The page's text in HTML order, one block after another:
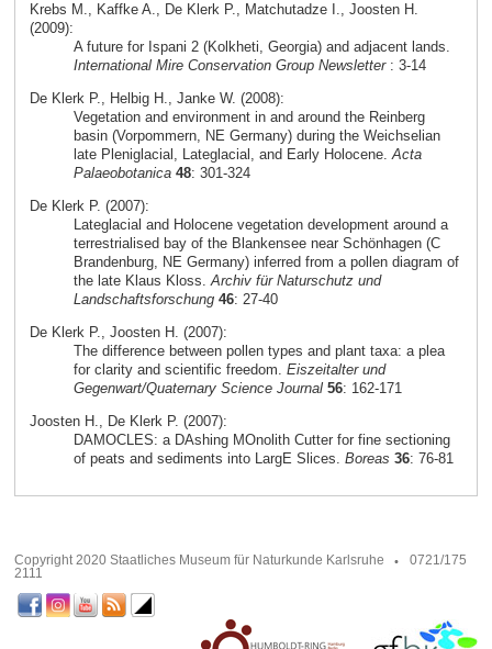
Krebs M., Kaffke A., De Klerk P., Matchutadze I., Joosten H.
(2009):
A future for Ispani 2 (Kolkheti, Georgia) and adjacent lands.
International Mire Conservation Group Newsletter: 3-14
De Klerk P., Helbig H., Janke W. (2008):
Vegetation and environment in and around the Reinberg
basin (Vorpommern, NE Germany) during the Weichselian
late Pleniglacial, Lateglacial, and Early Holocene.Acta
Palaeobotanica 48: 301-324
De Klerk P. (2007):
Lateglacial and Holocene vegetation development around a
terrestrialised bay of the Blankensee near Schönhagen (C
Brandenburg, NE Germany) inferred from a pollen diagram of
the late Klaus Kloss. Archiv für Naturschutz und
Landschaftsforschung 46: 27-40
De Klerk P., Joosten H. (2007):
The difference between pollen types and plant taxa: a plea
for clarity and scientific freedom. Eiszeitalter und
Gegenwart/Quaternary Science Journal 56: 162-171
Joosten H., De Klerk P. (2007):
DAMOCLES: a DAshing MOnolith Cutter for fine sectioning
of peats and sediments into LargE Slices. Boreas 36: 76-81
Copyright 2020 Staatliches Museum für Naturkunde Karlsruhe
0721/175
2111